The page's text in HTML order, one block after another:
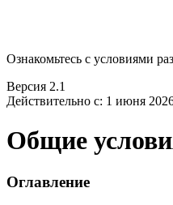
Ознакомьтесь с условиями
Версия 2.1
Действительно с: 1 июня
Общие
Оглавление